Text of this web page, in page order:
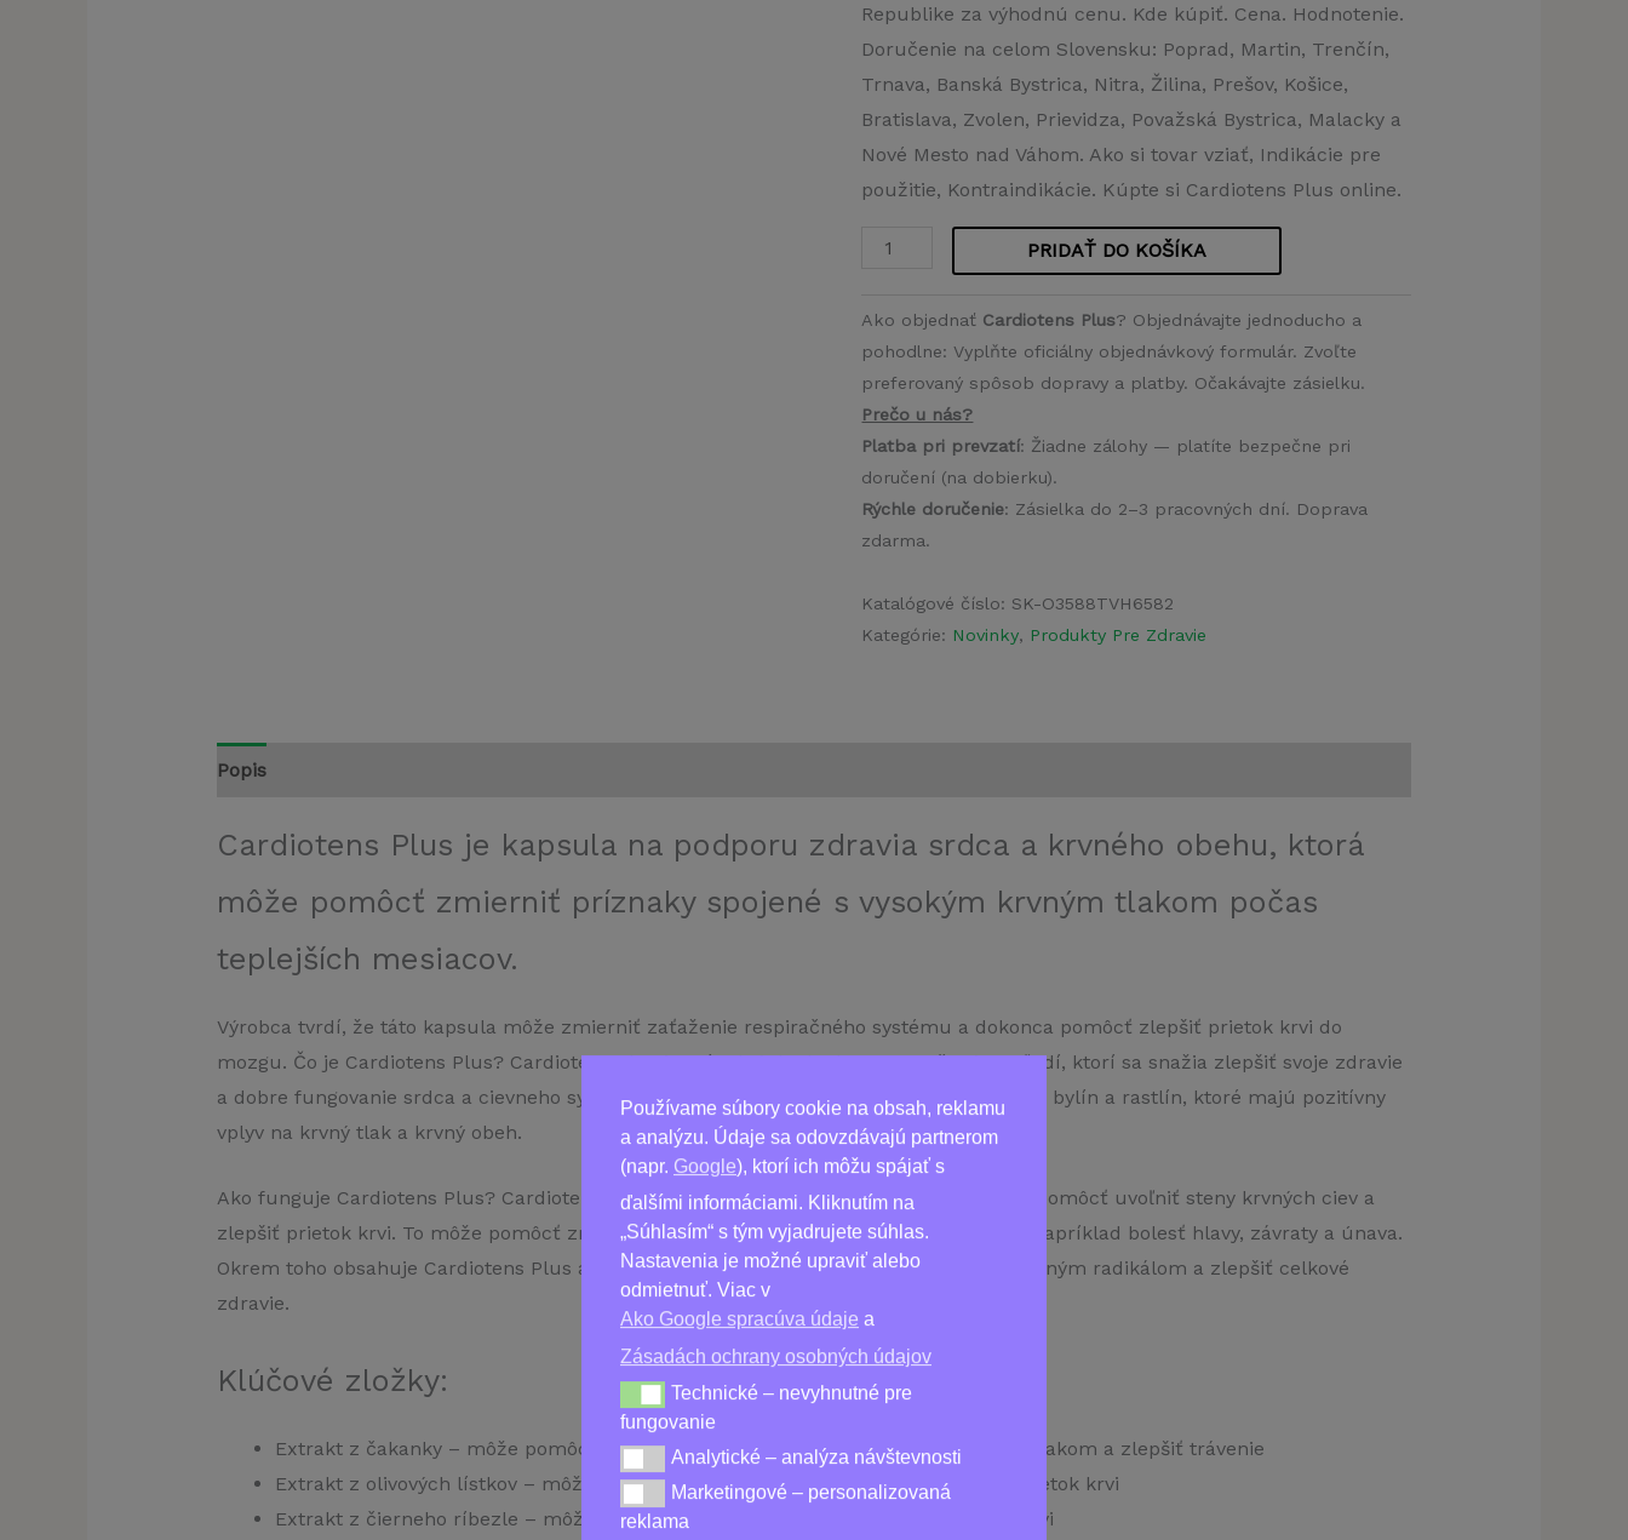
Používame súbory cookie na obsah, reklamu
a analýzu. Údaje sa odovzdávajú partnerom
(napr. Google), ktorí ich môžu spájať s
ďalšími informáciami. Kliknutím na
„Súhlasím“ s tým vyjadrujete súhlas.
Nastavenia je možné upraviť alebo
odmietnuť. Viac v
Ako Google spracúva údaje a
Zásadách ochrany osobných údajov
Technické – nevyhnutné pre fungovanie
Technické – nevyhnutné pre
fungovanie
Analytické – analýza návštevnosti
Analytické – analýza návštevnosti
Marketingové – personalizovaná reklama
Marketingové – personalizovaná
reklama
Republike za výhodnú cenu. Kde kúpiť. Cena. Hodnotenie.
Doručenie na celom Slovensku: Poprad, Martin, Trenčín,
Trnava, Banská Bystrica, Nitra, Žilina, Prešov, Košice,
Bratislava, Zvolen, Prievidza, Považská Bystrica, Malacky a
Nové Mesto nad Váhom. Ako si tovar vziať, Indikácie pre
použitie, Kontraindikácie. Kúpte si Cardiotens Plus online.
Plus
PRIDAŤ DO KOŠÍKA
Ako objednať Cardiotens Plus? Objednávajte jednoducho a
pohodlne: Vyplňte oficiálny objednávkový formulár. Zvoľte
preferovaný spôsob dopravy a platby. Očakávajte zásielku.
Prečo u nás?
Platba pri prevzatí: Žiadne zálohy — platíte bezpečne pri
doručení (na dobierku).
Rýchle doručenie: Zásielka do 2–3 pracovných dní. Doprava
zdarma.
Katalógové číslo: SK-O3588TVH6582
Kategórie: Novinky, Produkty Pre Zdravie
Popis
Cardiotens Plus je kapsula na podporu zdravia srdca a krvného obehu, ktorá
môže pomôcť zmierniť príznaky spojené s vysokým krvným tlakom počas
teplejších mesiacov.
Výrobca tvrdí, že táto kapsula môže zmierniť zaťaženie respiračného systému a dokonca pomôcť zlepšiť prietok krvi do
mozgu. Čo je Cardiotens Plus? Cardiotens Plus je prírodný doplnok stravy určený pre ľudí, ktorí sa snažia zlepšiť svoje zdravie
a dobre fungovanie srdca a cievneho systému. Kapsuly obsahujú kombináciu výťažkov z bylín a rastlín, ktoré majú pozitívny
vplyv na krvný tlak a krvný obeh.
Ako funguje Cardiotens Plus? Cardiotens Plus obsahuje rastlinné extrakty, ktoré môžu pomôcť uvoľniť steny krvných ciev a
zlepšiť prietok krvi. To môže pomôcť zmierniť príznaky vysokého krvného tlaku, ako je napríklad bolesť hlavy, závraty a únava.
Okrem toho obsahuje Cardiotens Plus antioxidanty, ktoré môžu pomôcť bojovať proti voľným radikálom a zlepšiť celkové
zdravie.
Klúčové zložky:
Extrakt z čakanky – môže pomôcť zmierniť príznaky spojené s vysokým krvným tlakom a zlepšiť trávenie
Extrakt z olivových lístkov – môže pomôcť uvoľniť steny krvných ciev a zlepšiť prietok krvi
Extrakt z čierneho ríbezle – môže pomôcť znižovať krvný tlak a zlepšiť prietok krvi